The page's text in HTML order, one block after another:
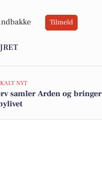
Tilmeld
NYT
samler Arden og bringer